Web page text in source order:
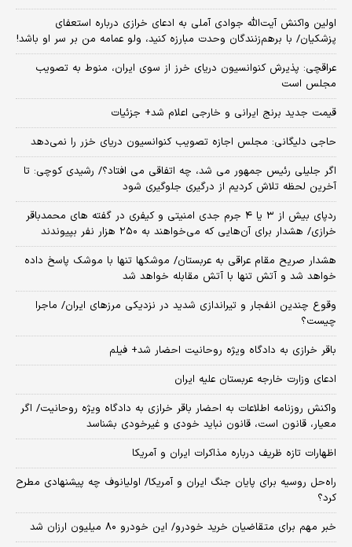
اولین واکنش آیت‌الله جوادی آملی به ادعای خرازی درباره استعفای
پزشکیان/ با برهم‌زنندگان وحدت مبارزه کنید، ولو عمامه من بر سر او باشد!
عراقچی: پذیرش کنوانسیون دریای خرز از سوی ایران، منوط به تصویب
مجلس است
قیمت جدید برنج ایرانی و خارجی اعلام شد+ جزئیات
حاجی دلیگانی: مجلس اجازه تصویب کنوانسیون دریای خزر را نمی‌دهد
اگر جلیلی رئیس جمهور می شد، چه اتفاقی می افتاد؟/ رشیدی کوچی: تا
آخرین لحظه تلاش کردیم از درگیری جلوگیری شود
ردپای بیش از ۳ یا ۴ جرم جدی امنیتی و کیفری در گفته های محمدباقر
خرازی/ هشدار برای آن‌هایی که می‌خواهند به ۲۵۰ هزار نفر بپیوندند
هشدار صریح مقام عراقی به عربستان/ موشکها تنها با موشک پاسخ داده
خواهد شد و آتش تنها با آتش مقابله خواهد شد
وقوع چندین انفجار و تیراندازی شدید در نزدیکی مرز‌های ایران/ ماجرا
چیست؟
باقر خرازی به دادگاه ویژه روحانیت احضار شد+ فیلم
ادعای وزارت خارجه عربستان علیه ایران
واکنش روزنامه اطلاعات به احضار باقر خرازی به دادگاه ویژه روحانیت/ اگر
معیار، قانون است، قانون نباید خودی و غیرخودی بشناسد
اظهارات تازه ظریف درباره مذاکرات ایران و آمریکا
راه‌حل روسیه برای پایان جنگ ایران و آمریکا/ اولیانوف چه پیشنهادی مطرح
کرد؟
خبر مهم برای متقاضیان خرید خودرو/ این خودرو ۸۰ میلیون ارزان شد